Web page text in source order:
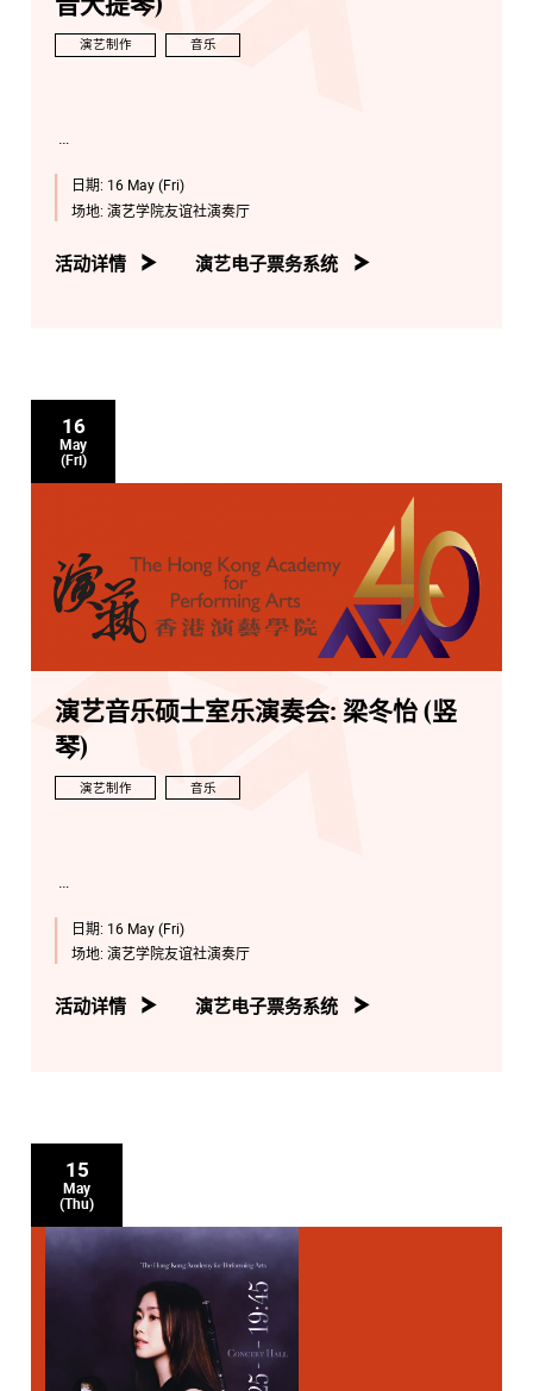
音大提琴)
演艺制作 音乐
日期: 16 May (Fri)
场地: 演艺学院友谊社演奏厅
活动详情 演艺电子票务系统
16
May
(Fri)
演艺音乐硕士室乐演奏会: 梁冬怡 (竖
琴)
演艺制作 音乐
日期: 16 May (Fri)
场地: 演艺学院友谊社演奏厅
活动详情 演艺电子票务系统
15
May
(Thu)